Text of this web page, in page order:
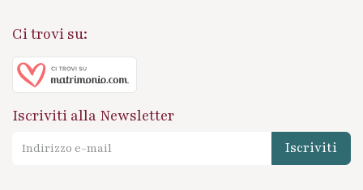
Ci trovi su:
Iscriviti alla Newsletter
Iscriviti